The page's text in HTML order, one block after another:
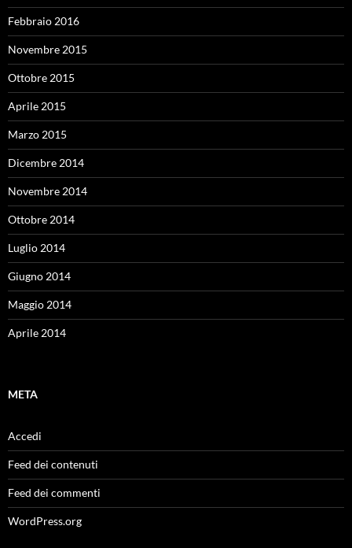
Febbraio 2016
Novembre 2015
Ottobre 2015
Aprile 2015
Marzo 2015
Dicembre 2014
Novembre 2014
Ottobre 2014
Luglio 2014
Giugno 2014
Maggio 2014
Aprile 2014
META
Accedi
Feed dei contenuti
Feed dei commenti
WordPress.org